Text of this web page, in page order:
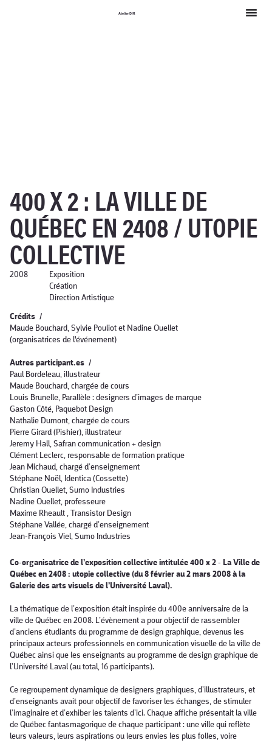
Atelier DIR
400 X 2 : LA VILLE DE
QUÉBEC EN 2408 / UTOPIE
COLLECTIVE
2008
Exposition
Création
Direction Artistique
Crédits /
Maude Bouchard, Sylvie Pouliot et Nadine Ouellet
(organisatrices de l'événement)
Autres participant.es /
Paul Bordeleau, illustrateur
Maude Bouchard, chargée de cours
Louis Brunelle, Parallèle : designers d’images de marque
Gaston Côté, Paquebot Design
Nathalie Dumont, chargée de cours
Pierre Girard (Pishier), illustrateur
Jeremy Hall, Safran communication + design
Clément Leclerc, responsable de formation pratique
Jean Michaud, chargé d’enseignement
Stéphane Noël, Identica (Cossette)
Christian Ouellet, Sumo Industries
Nadine Ouellet, professeure
Maxime Rheault , Transistor Design
Stéphane Vallée, chargé d’enseignement
Jean-François Viel, Sumo Industries
Co-organisatrice de l’exposition collective intitulée 400 x 2 - La Ville de
Québec en 2408 : utopie collective (du 8 février au 2 mars 2008 à la
Galerie des arts visuels de l’Université Laval).
La thématique de l’exposition était inspirée du 400e anniversaire de la
ville de Québec en 2008. L’évènement a pour objectif de rassembler
d’anciens étudiants du programme de design graphique, devenus les
principaux acteurs professionnels en communication visuelle de la ville de
Québec ainsi que les enseignants au programme de design graphique de
l’Université Laval (au total, 16 participants).
Ce regroupement dynamique de designers graphiques, d’illustrateurs, et
d’enseignants avait pour objectif de favoriser les échanges, de stimuler
l’imaginaire et d’exhiber les talents d’ici. Chaque affiche présentait la ville
de Québec fantasmagorique de chaque participant : une ville qui reflète
leurs valeurs, leurs aspirations ou leurs envies les plus folles, voire